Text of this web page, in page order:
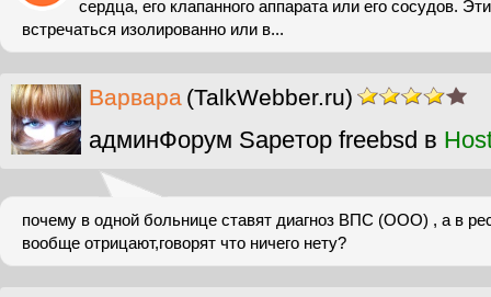
сердца, его клапанного аппарата или его сосудов.
встречаться изолированно или в...
Варвара (TalkWebber.ru)
админФорум Sapeтор freebsd в
почему в одной больнице ставят диагноз ВПС (ООО) , а в
вообще отрицают,говорят что ничего нету?